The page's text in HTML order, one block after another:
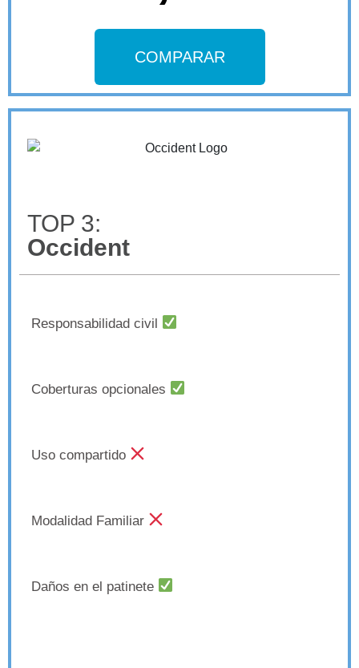
COMPARAR
TOP 3:
Occident
Responsabilidad civil
Coberturas opcionales
Uso compartido
Modalidad Familiar
Daños en el patinete